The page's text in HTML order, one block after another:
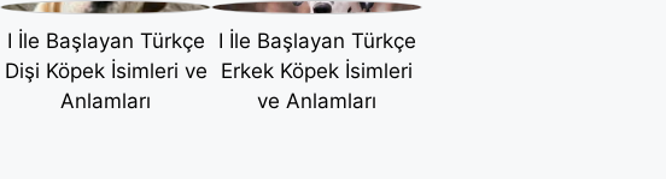
I İle Başlayan Türkçe
Dişi Köpek İsimleri ve
Anlamları
I İle Başlayan Türkçe
Erkek Köpek İsimleri
ve Anlamları